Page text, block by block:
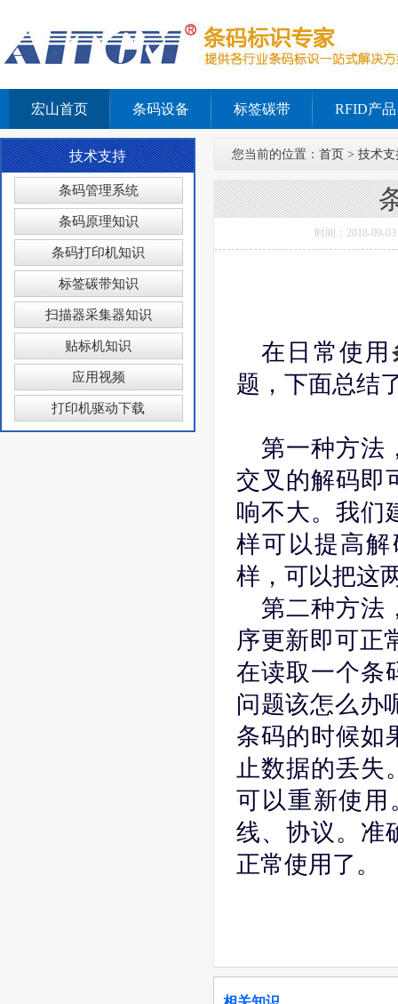
宏山首页 条码设备 标签碳带 RFID产品
技术支持
条码管理系统
条码原理知识
条码打印机知识
标签碳带知识
扫描器采集器知识
贴标机知识
应用视频
打印机驱动下载
您当前的位置： 首页 > 技术支
时间：2018-09-
在日常使用
题，下面总结
第一种方法
交叉的解码即
响不大。我们
样可以提高
样，可以把这
第二种方法
序更新即可正
在读取一个条
问题该怎么办
条码的时候如
止数据的丢失
可以重新使
线、协议。准
正常使用了。